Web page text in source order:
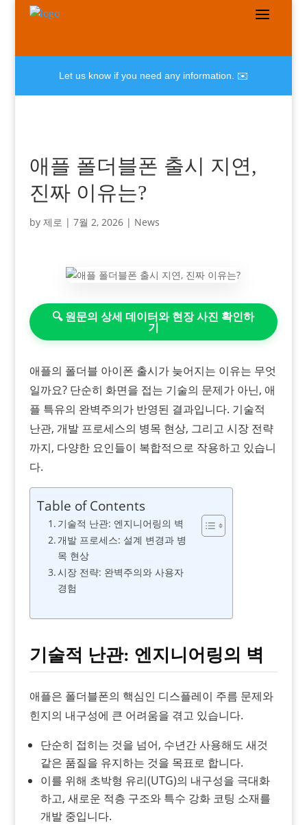
Let us know if you need any information. ✉️
애플 폴더블폰 출시 지연,
진짜 이유는?
by 제로 | 7월 2, 2026| News
🔍 원문의 상세 데이터와 현장 사진 확인하
기
애플의 폴더블 아이폰 출시가 늦어지는 이유는 무엇
일까요? 단순히 화면을 접는 기술의 문제가 아닌, 애
플 특유의 완벽주의가 반영된 결과입니다. 기술적
난관, 개발 프로세스의 병목 현상, 그리고 시장 전략
까지, 다양한 요인들이 복합적으로 작용하고 있습니
다.
Table of Contents
기술적 난관: 엔지니어링의 벽
개발 프로세스: 설계 변경과 병
목 현상
시장 전략: 완벽주의와 사용자
경험
기술적 난관: 엔지니어링의 벽
애플은 폴더블폰의 핵심인 디스플레이 주름 문제와
힌지의 내구성에 큰 어려움을 겪고 있습니다.
단순히 접히는 것을 넘어, 수년간 사용해도 새것
같은 품질을 유지하는 것을 목표로 합니다.
이를 위해 초박형 유리(UTG)의 내구성을 극대화
하고, 새로운 적층 구조와 특수 강화 코팅 소재를
개발 중입니다.